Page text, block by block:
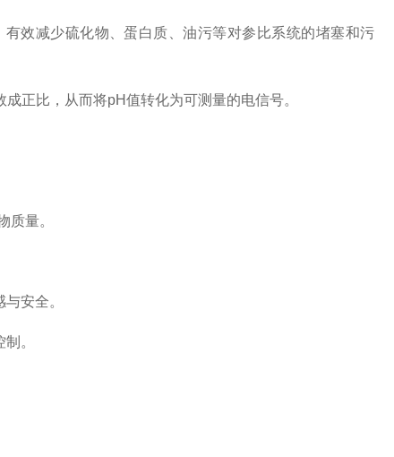
减少硫化物、蛋白质、油污等对参比系统的堵塞和污
正比，从而将pH值转化为可测量的电信号。
量。
安全。
。